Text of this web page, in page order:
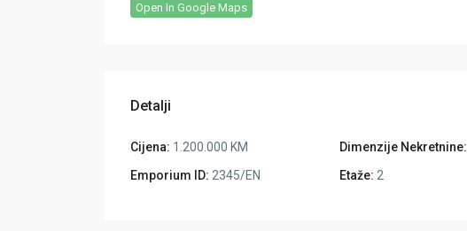
Open In Google Maps
Detalji
Cijena: 1.200.000 KM Dimenzije Nekretnine:
Emporium ID: 2345/EN Etaže: 2